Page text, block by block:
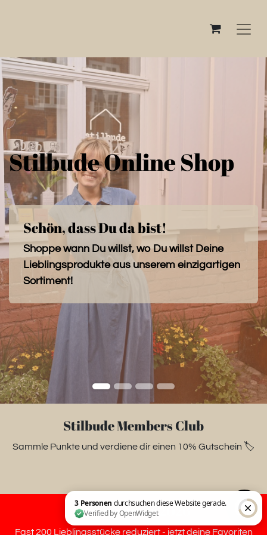
Stilbude Online Shop
Schön, dass Du da bist!
Shoppe wann Du willst, wo Du willst Deine
Lieblingsprodukte aus unserem einzigartigen
Sortiment!
Stilbude Members Club
Sammle Punkte und verdiene dir einen 10% Gutschein 🏷️
Summer Sale 2026
Fast 200 Lieblingsstücke reduziert - jetzt deine Favoriten